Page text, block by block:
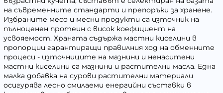
на съвременните стандарти и препоръки за хранене.
Избраните месо и месни продукти са източник на
пълноценен протеин с висок коефициент на
усвояемост. Храната съдържа мастни киселини в
пропорции гарантиращи правилния ход на обменните
процеси - източниците на мазнини и ненаситени
мастни киселини са мазнини и растителни масла. Една
малка добавка на сурови растителни материали
осигурява лесно смилаеми енергийни съставки в